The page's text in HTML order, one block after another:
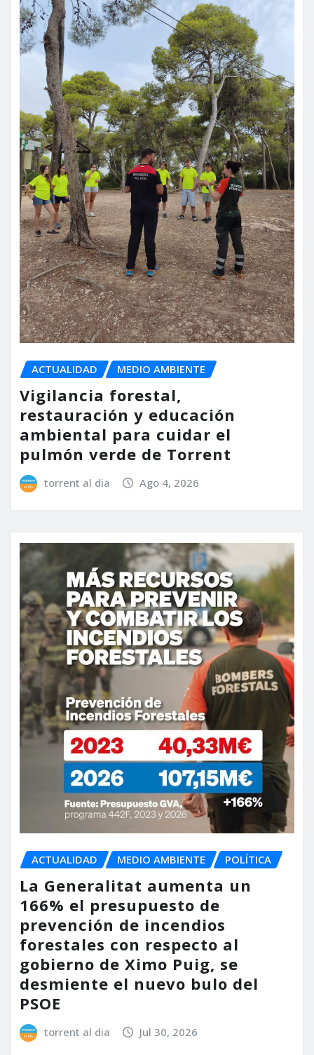
ACTUALIDAD MEDIO AMBIENTE
Vigilancia forestal,
restauración y educación
ambiental para cuidar el
pulmón verde de Torrent
torrent al dia Ago 4, 2026
ACTUALIDAD MEDIO AMBIENTE POLÍTICA
La Generalitat aumenta un
166% el presupuesto de
prevención de incendios
forestales con respecto al
gobierno de Ximo Puig, se
desmiente el nuevo bulo del
PSOE
torrent al dia Jul 30, 2026